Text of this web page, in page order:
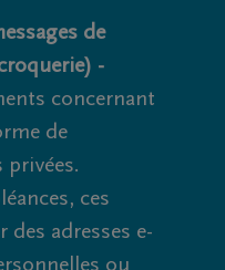
de
-
concernant
de
privées.
ces
des adresses e-
ou